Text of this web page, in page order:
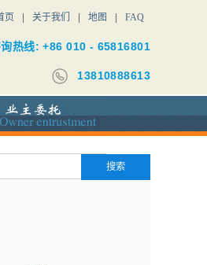
页 关于我们 地图 FAQ
热线: +86 010 - 65816801
13810888613